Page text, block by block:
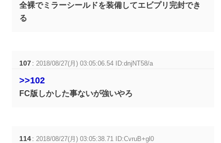
全裸でミラーシールドを装備してエビプリ完封でき
る
107 : 2018/08/27(月) 03:05:06.54 ID:dnjNT58/a
>>102
FC版しかした事ないが強いやろ
114 : 2018/08/27(月) 03:05:38.71 ID:CvruB+gl0